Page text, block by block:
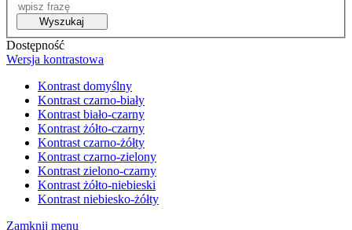
Wyszukaj
Dostępność
Wersja kontrastowa
Kontrast domyślny
Kontrast czarno-biały
Kontrast biało-czarny
Kontrast żółto-czarny
Kontrast czarno-żółty
Kontrast czarno-zielony
Kontrast zielono-czarny
Kontrast żółto-niebieski
Kontrast niebiesko-żółty
Zamknij menu